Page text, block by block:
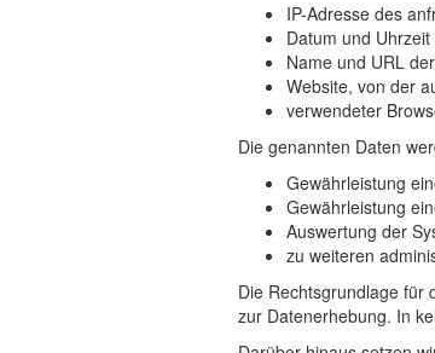
IP-Adresse des
Datum und
Name und URL
Website, von der
verwendeter
Die genannten Daten
Gewährleistung
Gewährleistung
Auswertung der
zu weiteren
Die Rechtsgrundlage für
zur Datenerhebung. In